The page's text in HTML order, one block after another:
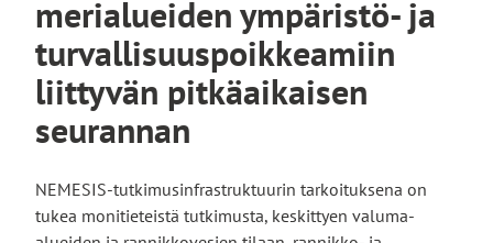
merialueiden ympäristö- ja
turvallisuuspoikkeamiin
liittyvän pitkäaikaisen
seurannan
NEMESIS-tutkimusinfrastruktuurin tarkoituksena on
tukea monitieteistä tutkimusta, keskittyen valuma-